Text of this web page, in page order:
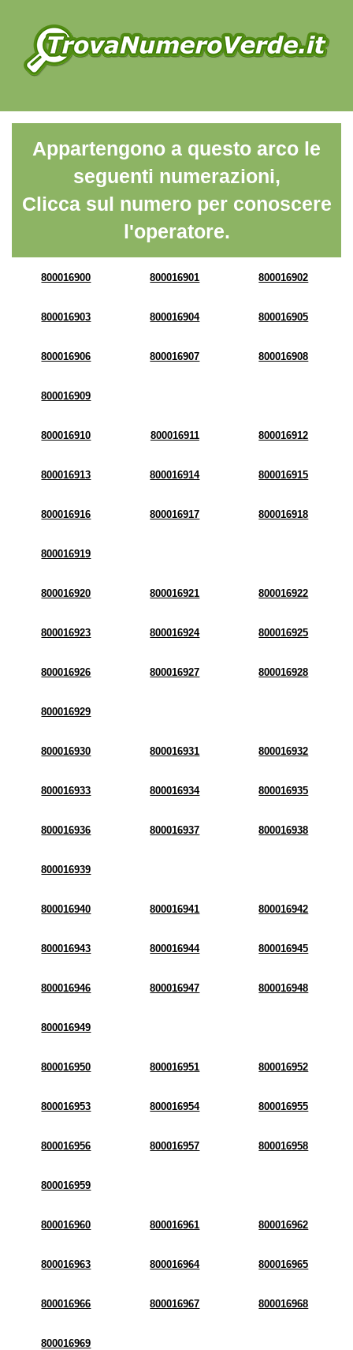
Appartengono a questo arco le
seguenti numerazioni,
Clicca sul numero per conoscere
l'operatore.
800016900 800016901 800016902
800016903 800016904 800016905
800016906 800016907 800016908
800016909
800016910 800016911 800016912
800016913 800016914 800016915
800016916 800016917 800016918
800016919
800016920 800016921 800016922
800016923 800016924 800016925
800016926 800016927 800016928
800016929
800016930 800016931 800016932
800016933 800016934 800016935
800016936 800016937 800016938
800016939
800016940 800016941 800016942
800016943 800016944 800016945
800016946 800016947 800016948
800016949
800016950 800016951 800016952
800016953 800016954 800016955
800016956 800016957 800016958
800016959
800016960 800016961 800016962
800016963 800016964 800016965
800016966 800016967 800016968
800016969